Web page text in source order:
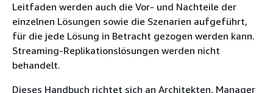
Leitfaden werden auch die Vor- und Nachteile der
einzelnen Lösungen sowie die Szenarien aufgeführt,
für die jede Lösung in Betracht gezogen werden kann.
Streaming-Replikationslösungen werden nicht
behandelt.
Dieses Handbuch richtet sich an Architekten, Manager